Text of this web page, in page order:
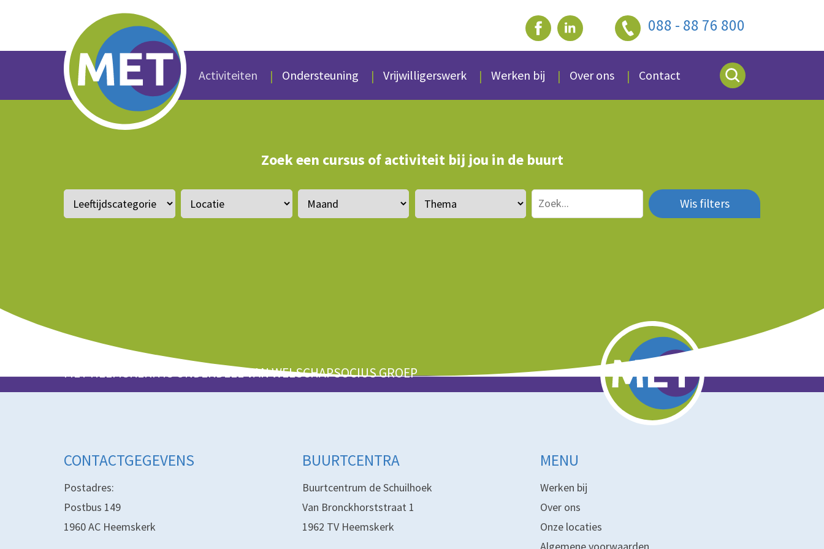
088 - 88 76 800
Activiteiten Ondersteuning Vrijwilligerswerk Werken bij Over ons Contact
Zoek een cursus of activiteit bij jou in de buurt
Wis filters
MET HEEMSKERK IS ONDERDEEL VAN WELSCHAPSOCIUS GROEP
CONTACTGEGEVENS
Postadres:
Postbus 149
1960 AC Heemskerk
BUURTCENTRA
Buurtcentrum de Schuilhoek
Van Bronckhorststraat 1
1962 TV Heemskerk
MENU
Werken bij
Over ons
Onze locaties
Algemene voorwaarden